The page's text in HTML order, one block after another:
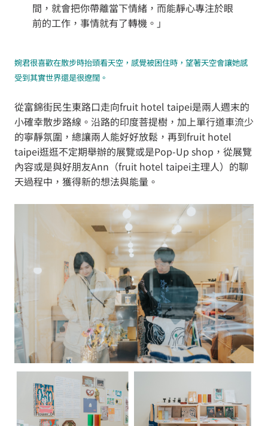
間，就會把你帶離當下情緒，而能靜心專注於眼
前的工作，事情就有了轉機。」
婉君很喜歡在散步時抬頭看天空，感覺被困住時，望著天空會讓她感
受到其實世界還是很遼闊。
從富錦街民生東路口走向fruit hotel taipei是兩人週末的
小確幸散步路線。沿路的印度菩提樹，加上單行道車流少
的寧靜氛圍，總讓兩人能好好放鬆，再到fruit hotel
taipei逛逛不定期舉辦的展覽或是Pop-Up shop，從展覽
內容或是與好朋友Ann（fruit hotel taipei主理人）的聊
天過程中，獲得新的想法與能量。